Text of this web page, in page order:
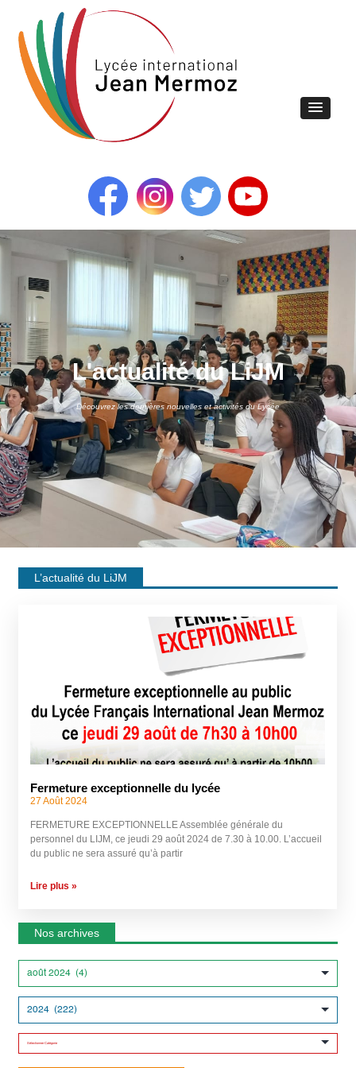
L'actualité du LiJM
Découvrez les dernières nouvelles et activités du Lycée
L’actualité du LiJM
Fermeture exceptionnelle du lycée
27 Août 2024
FERMETURE EXCEPTIONNELLE Assemblée générale du
personnel du LIJM, ce jeudi 29 août 2024 de 7.30 à 10.00. L’accueil
du public ne sera assuré qu’à partir
Lire plus »
Nos archives